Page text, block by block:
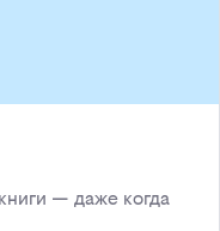
— даже когда